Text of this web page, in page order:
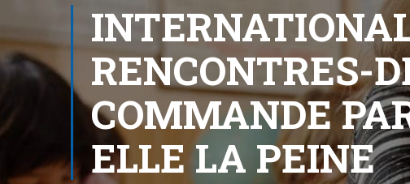
RENCONTRES-
COMMANDE
ELLE LA PEINE